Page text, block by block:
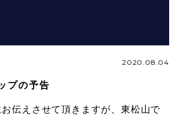
2020.08.04
プの予告
伝えさせて頂きますが、東松山で